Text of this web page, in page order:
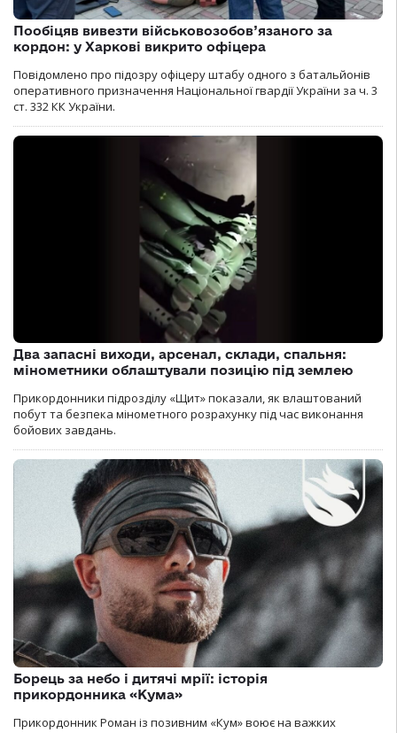
Пообіцяв вивезти військовозобов’язаного за
кордон: у Харкові викрито офіцера
Повідомлено про підозру офіцеру штабу одного з батальйонів
оперативного призначення Національної гвардії України за ч. 3
ст. 332 КК України.
Два запасні виходи, арсенал, склади, спальня:
мінометники облаштували позицію під землею
Прикордонники підрозділу «Щит» показали, як влаштований
побут та безпека мінометного розрахунку під час виконання
бойових завдань.
Борець за небо і дитячі мрії: історія
прикордонника «Кума»
Прикордонник Роман із позивним «Кум» воює на важких